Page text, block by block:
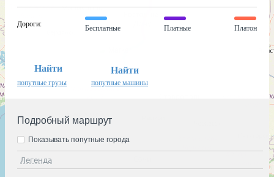
Дороги:
Бесплатные Платные Платон
Найти
попутные грузы
Найти
попутные машины
Подробный маршрут
Легенда
Показывать попутные города